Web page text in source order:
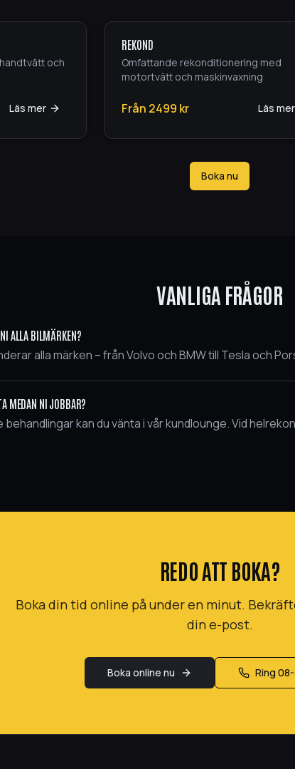
och
Läs mer
REKOND
Omfattande rekonditionering med
motortvätt och maskinvaxning
Från 2499 kr Läs mer
Boka nu
VANLIGA FRÅGOR
ALLA BILMÄRKEN?
alla märken – från Volvo och BMW till Tesla och
MEDAN NI JOBBAR?
behandlingar kan du vänta i vår kundlounge. Vid
REDO ATT BOKA?
Boka din tid online på under en minut.
din e-post.
Boka online nu Ring 08-